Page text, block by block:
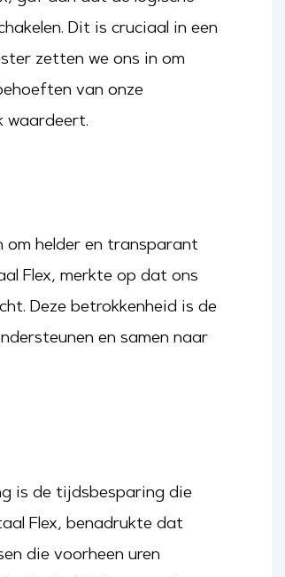
Dit is cruciaal in een
zetten we ons in om
van onze
waardeert.
om helder en transparant
Flex, merkte op dat ons
Deze betrokkenheid is de
en samen naar
is de tijdsbesparing die
Flex, benadrukte dat
die voorheen uren